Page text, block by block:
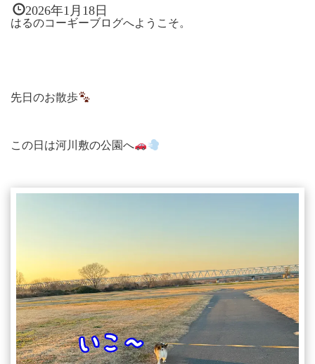
2026年1月18日
はるのコーギーブログへようこそ。
先日のお散歩
この日は河川敷の公園へ